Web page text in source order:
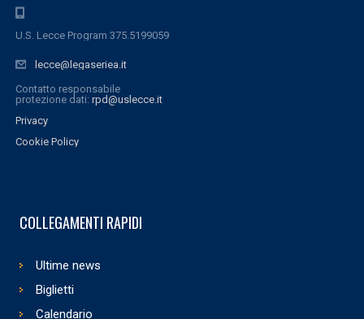
U.S. Lecce Program 375.5199059
lecce@legaseriea.it
Contatto responsabile
protezione dati: rpd@uslecce.it
Privacy
Cookie Policy
COLLEGAMENTI RAPIDI
Ultime news
Biglietti
Calendario